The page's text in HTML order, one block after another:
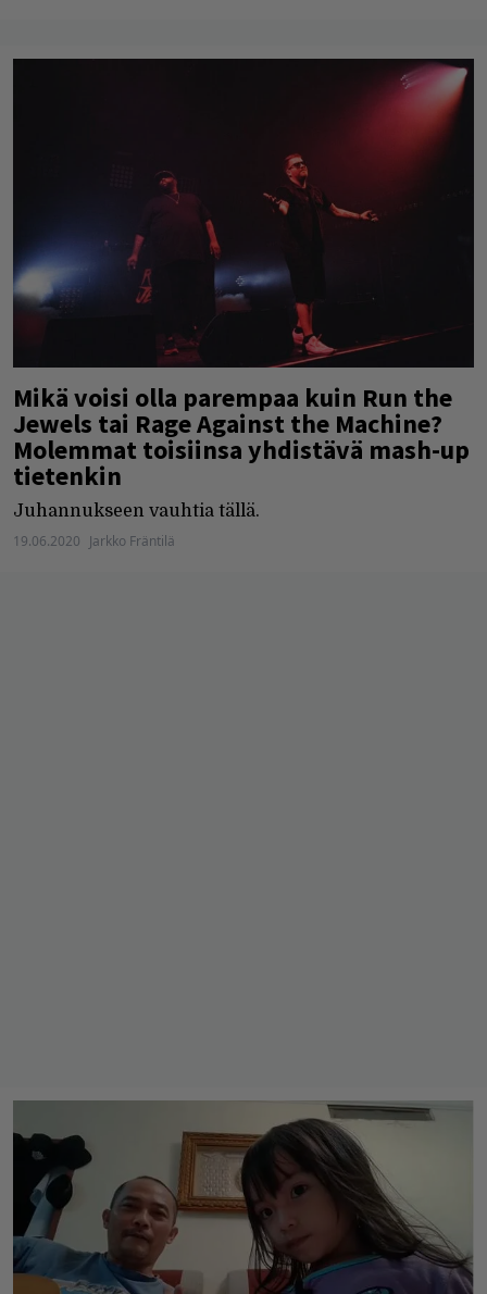
Mikä voisi olla parempaa kuin Run the
Jewels tai Rage Against the Machine?
Molemmat toisiinsa yhdistävä mash-up
tietenkin
Juhannukseen vauhtia tällä.
19.06.2020 Jarkko Fräntilä